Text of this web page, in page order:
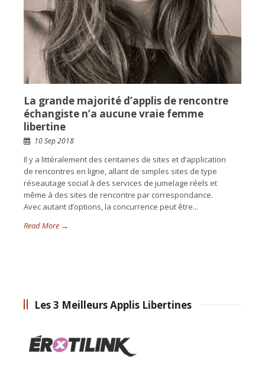
La grande majorité d’applis de rencontre
échangiste n’a aucune vraie femme
libertine
10 Sep 2018
Il y a littéralement des centaines de sites et d’application
de rencontres en ligne, allant de simples sites de type
réseautage social à des services de jumelage réels et
même à des sites de rencontre par correspondance.
Avec autant d’options, la concurrence peut être...
Read More →
Les 3 Meilleurs Applis Libertines